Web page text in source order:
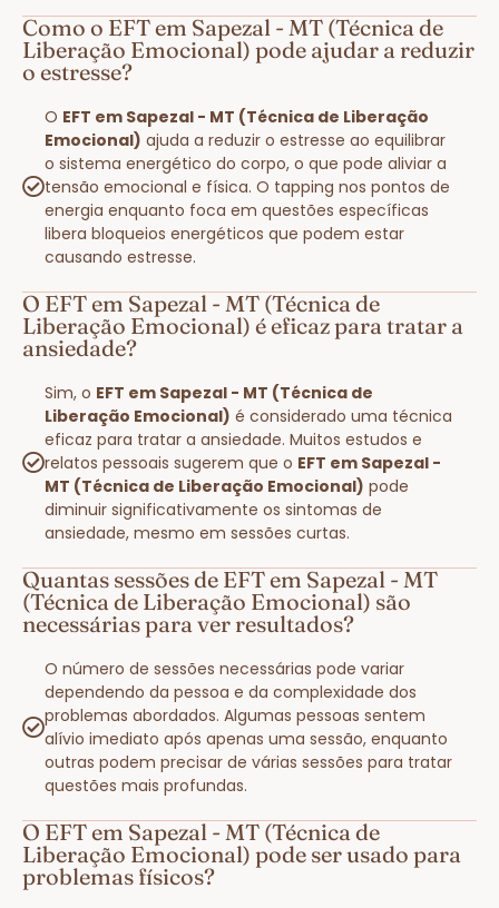
Como o EFT em Sapezal - MT (Técnica de
Liberação Emocional) pode ajudar a reduzir
o estresse?
O EFT em Sapezal - MT (Técnica de Liberação
Emocional) ajuda a reduzir o estresse ao equilibrar
o sistema energético do corpo, o que pode aliviar a
tensão emocional e física. O tapping nos pontos de
energia enquanto foca em questões específicas
libera bloqueios energéticos que podem estar
causando estresse.
O EFT em Sapezal - MT (Técnica de
Liberação Emocional) é eficaz para tratar a
ansiedade?
Sim, o EFT em Sapezal - MT (Técnica de
Liberação Emocional) é considerado uma técnica
eficaz para tratar a ansiedade. Muitos estudos e
relatos pessoais sugerem que o EFT em Sapezal -
MT (Técnica de Liberação Emocional) pode
diminuir significativamente os sintomas de
ansiedade, mesmo em sessões curtas.
Quantas sessões de EFT em Sapezal - MT
(Técnica de Liberação Emocional) são
necessárias para ver resultados?
O número de sessões necessárias pode variar
dependendo da pessoa e da complexidade dos
problemas abordados. Algumas pessoas sentem
alívio imediato após apenas uma sessão, enquanto
outras podem precisar de várias sessões para tratar
questões mais profundas.
O EFT em Sapezal - MT (Técnica de
Liberação Emocional) pode ser usado para
problemas físicos?